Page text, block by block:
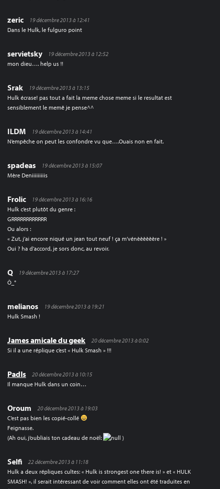
zeric
19 décembre 2013 à 12:41
Dans le Hulk, le fulguro point
servietsky
19 décembre 2013 à 12:52
mon dieu…. help us !!
Srak
19 décembre 2013 à 13:15
Hulk écrase! pas tout a fait la meme chose meme si le resultat est
sensiblement le memê je pense^^
ILDM
19 décembre 2013 à 14:41
N’empêche on peut les confondre vu que….Ouais non en fait.
spadeas
19 décembre 2013 à 15:07
Mère Deniiiiiiiiis
Frolic
19 décembre 2013 à 16:16
Hulk c’est plutôt du genre :
GRRRRRRRRRRRR
Ou alors :
« Zut, j’ai encore niqué un jean tout neuf ! ça m’vénèèèèèère ! »
Oui ? ha d’accord, je sors donc, au revoir.
Q
19 décembre 2013 à 17:27
Ô_°
melianos
19 décembre 2013 à 19:21
Hulk Smash !
James amicale du geek
20 décembre 2013 à 0:02
Si il a une réplique c’est « Hulk Smash » !!!
Padls
20 décembre 2013 à 10:15
Il manque Hulk dans un coin…
Oroum
20 décembre 2013 à 19:03
C’est pas bien les copié-collé
Feignasse.
(Ah oui, j’oubliais ton cadeau de noël:
)
Selfi
22 décembre 2013 à 11:18
Hulk a deux répliques cultes: « Hulk is strongest one there is! » et « HULK
SMASH! », il serait intéressant de voir comment elles ont été traduites en